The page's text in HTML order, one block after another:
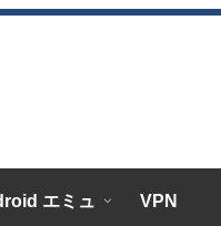
エミュ VPN